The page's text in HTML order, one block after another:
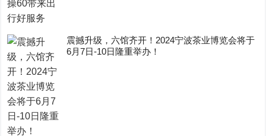
震撼升级，六馆齐开！2024宁波茶业博览会将于
6月7日-10日隆重举办！